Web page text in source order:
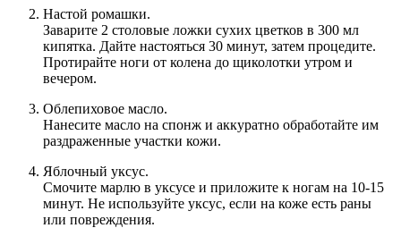
Настой ромашки.
Заварите 2 столовые ложки сухих цветков в 300 мл
кипятка. Дайте настояться 30 минут, затем процедите.
Протирайте ноги от колена до щиколотки утром и
вечером.
Облепиховое масло.
Нанесите масло на спонж и аккуратно обработайте им
раздраженные участки кожи.
Яблочный уксус.
Смочите марлю в уксусе и приложите к ногам на 10-15
минут. Не используйте уксус, если на коже есть раны
или повреждения.